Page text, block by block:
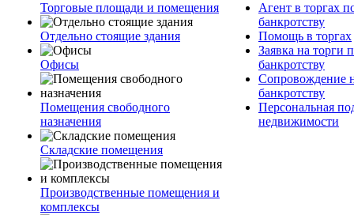
Торговые площади и помещения
Отдельно стоящие здания
Офисы
Помещения свободного
назначения
Складские помещения
Производственные помещения и
комплексы
Агент в торгах
банкротству
Помощь в торгах
Заявка на торги
банкротству
Сопровождение
банкротству
Персональная
недвижимости